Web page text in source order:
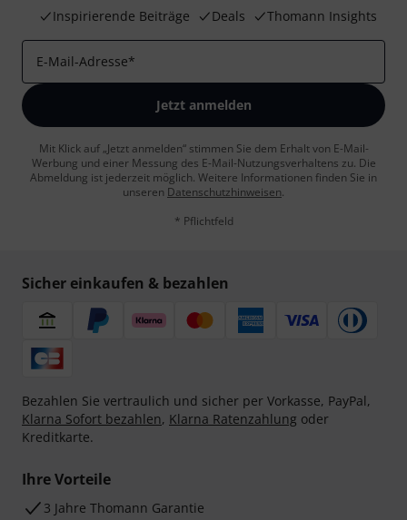
Inspirierende Beiträge
Deals Thomann Insights
E-Mail-Adresse*
Jetzt anmelden
Mit Klick auf „Jetzt anmelden“ stimmen Sie dem Erhalt von E-Mail-
Werbung und einer Messung des E-Mail-Nutzungsverhaltens zu. Die
Abmeldung ist jederzeit möglich. Weitere Informationen finden Sie in
unseren Datenschutzhinweisen.
* Pflichtfeld
Sicher einkaufen & bezahlen
Bezahlen Sie vertraulich und sicher per Vorkasse, PayPal,
Klarna Sofort bezahlen, Klarna Ratenzahlung oder
Kreditkarte.
Ihre Vorteile
3 Jahre Thomann Garantie